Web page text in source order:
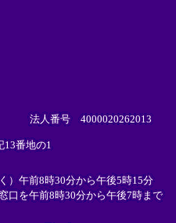
法人番号 4000020262013
番地の1
）午前8時30分から午後5時15分
口を午前8時30分から午後7時まで